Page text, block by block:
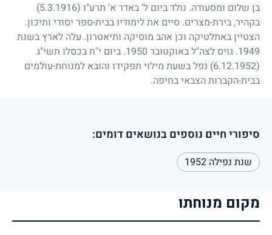
בן שלום ומסעודה. נולד ביום ל' באדר א' תרע"ו (5.3.1916)
בקהיר, בירת-מצרים. סיים את לימודיו בבית-ספר יסודי ותיכון.
הצטיין באתלטיקה וכן אהב מוסיקה ותיאטרון. עלה לארץ בשנת
1949. גויס לצה"ל באוקטובר 1950. ביום י"ח בכסלו תשי"ג
(6.12.1952)
נפל בשעת מילוי תפקידו והובא למנוחת-עולמים
בבית-הקברות הצבאי בחיפה.
סיפורי חיים נוספים בנושאים דומים:
שנת נפילה 1952
מקום מנוחתו